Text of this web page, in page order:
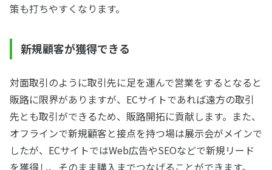
策も打ちやすくなります。
新規顧客が獲得できる
対面取引のように取引先に足を運んで営業をするとなると
販路に限界がありますが、ECサイトであれば遠方の取引
先とも取引ができるため、販路開拓に貢献します。また、
オフラインで新規顧客と接点を持つ場は展示会がメインで
したが、ECサイトではWeb広告やSEOなどで新規リード
を獲得し、そのまま購入までつなげることができます。